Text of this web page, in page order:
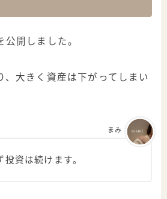
開しました。
、大きく資産は下がってしまい
資は続けます。
まみ